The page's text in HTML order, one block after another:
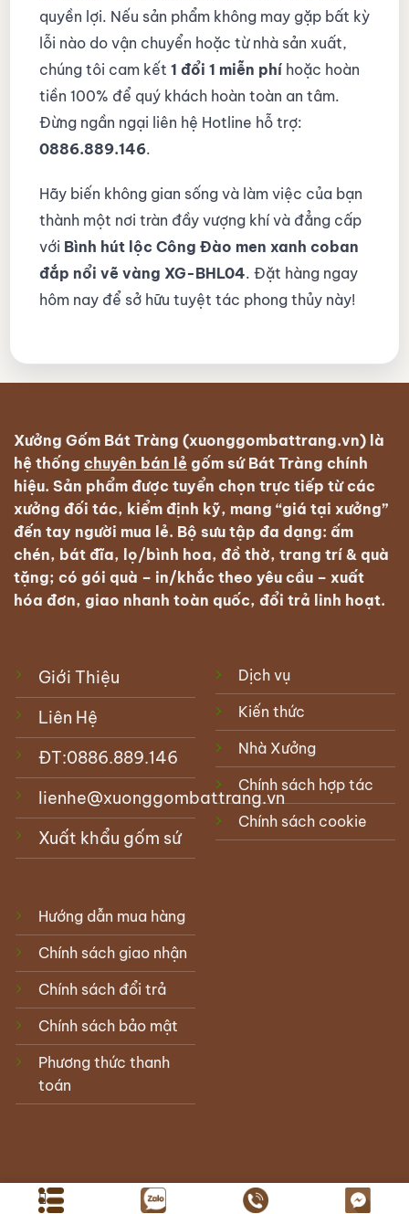
quyền lợi. Nếu sản phẩm không may gặp bất kỳ
lỗi nào do vận chuyển hoặc từ nhà sản xuất,
chúng tôi cam kết 1 đổi 1 miễn phíhoặc hoàn
tiền 100% để quý khách hoàn toàn an tâm.
Đừng ngần ngại liên hệ Hotline hỗ trợ:
0886.889.146.
Hãy biến không gian sống và làm việc của bạn
thành một nơi tràn đầy vượng khí và đẳng cấp
với Bình hút lộc Công Đào men xanh coban
đắp nổi vẽ vàng XG-BHL04. Đặt hàng ngay
hôm nay để sở hữu tuyệt tác phong thủy này!
Xưởng Gốm Bát Tràng (xuonggombattrang.vn) là
hệ thống chuyên bán lẻ gốm sứ Bát Tràng chính
hiệu. Sản phẩm được tuyển chọn trực tiếp từ các
xưởng đối tác, kiểm định kỹ, mang “giá tại xưởng”
đến tay người mua lẻ. Bộ sưu tập đa dạng: ấm
chén, bát đĩa, lọ/bình hoa, đồ thờ, trang trí & quà
tặng; có gói quà – in/khắc theo yêu cầu – xuất
hóa đơn, giao nhanh toàn quốc, đổi trả linh hoạt.
Giới Thiệu
Liên Hệ
ĐT:0886.889.146
lienhe@xuonggombattrang.vn
Xuất khẩu gốm sứ
Dịch vụ
Kiến thức
Nhà Xưởng
Chính sách hợp tác
Chính sách cookie
Hướng dẫn mua hàng
Chính sách giao nhận
Chính sách đổi trả
Chính sách bảo mật
Phương thức thanh
toán